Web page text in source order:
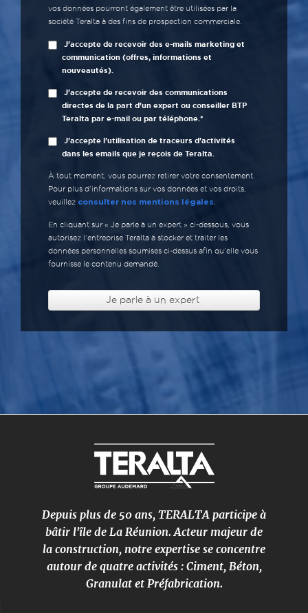
vos données pourront également être utilisées par la
société Teralta à des fins de prospection commerciale.
J'accepte de recevoir des e-mails marketing et
communication (offres, informations et
nouveautés).
J'accepte de recevoir des communications
directes de la part d'un expert ou conseiller BTP
Teralta par e-mail ou par téléphone.*
J'accepte l'utilisation de traceurs d'activités
dans les emails que je reçois de Teralta.
À tout moment, vous pourrez retirer votre consentement.
Pour plus d’informations sur vos données et vos droits,
veuillez consulter nos mentions légales
En cliquant sur « Je parle à un expert » ci-dessous, vous
autorisez l’entreprise Teralta à stocker et traiter les
données personnelles soumises ci-dessus afin qu’elle vous
fournisse le contenu demandé.
Depuis plus de 50 ans, TERALTA participe à
bâtir l'île de La Réunion. Acteur majeur de
la construction, notre expertise se concentre
autour de quatre activités : Ciment, Béton,
Granulat et Préfabrication.